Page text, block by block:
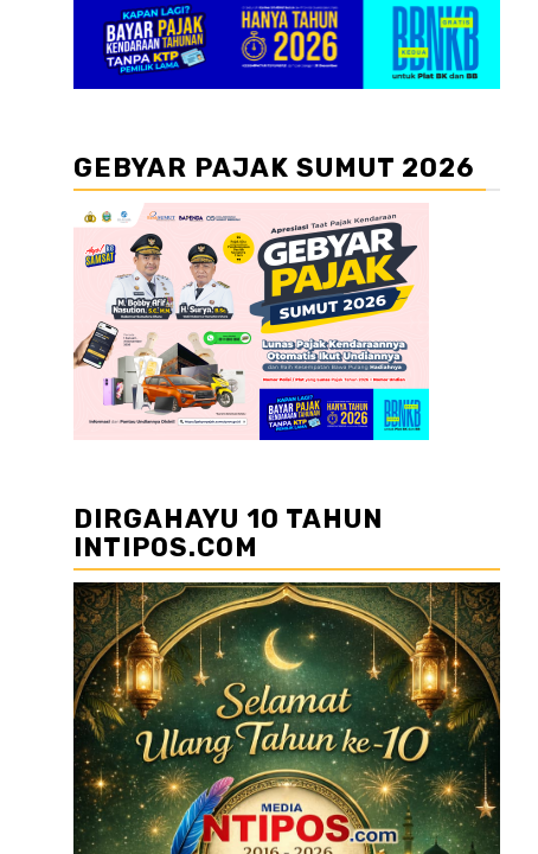
GEBYAR PAJAK SUMUT 2026
DIRGAHAYU 10 TAHUN
INTIPOS.COM